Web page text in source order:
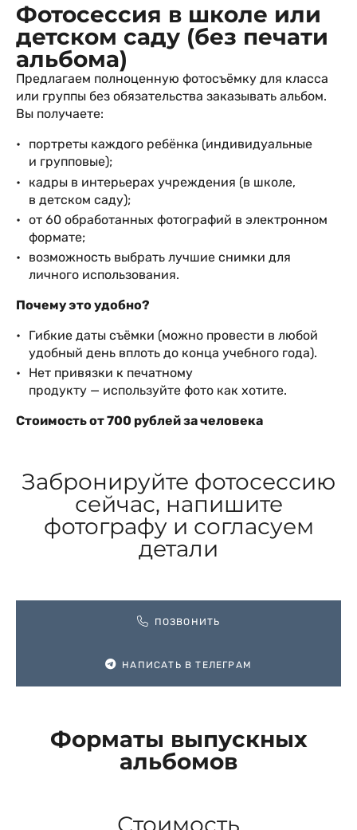
Фотосессия в школе или
детском саду (без печати
альбома)
Предлагаем полноценную фотосъёмку для класса
или группы без обязательства заказывать альбом.
Вы получаете:
портреты каждого ребёнка (индивидуальные
и групповые);
кадры в интерьерах учреждения (в школе,
в детском саду);
от 60 обработанных фотографий в электронном
формате;
возможность выбрать лучшие снимки для
личного использования.
Почему это удобно?
Гибкие даты съёмки (можно провести в любой
удобный день вплоть до конца учебного года).
Нет привязки к печатному
продукту — используйте фото как хотите.
Стоимость от 700 рублей за человека
Забронируйте фотосессию
сейчас, напишите
фотографу и согласуем
детали
ПОЗВОНИТЬ
НАПИСАТЬ В ТЕЛЕГРАМ
Форматы выпускных
альбомов
Стоимость